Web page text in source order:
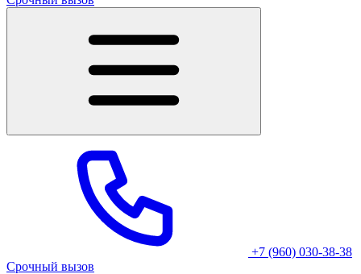
+7 (960) 030-38-38
Срочный вызов